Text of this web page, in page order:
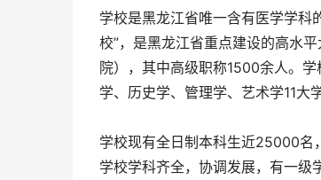
学校是黑龙江省唯一含有医学学科
校”，是黑龙江省重点建设的高水
院），其中高级职称1500余人。
学、历史学、管理学、艺术学11大
学校现有全日制本科生近25000名
学校学科齐全，协调发展，有一级